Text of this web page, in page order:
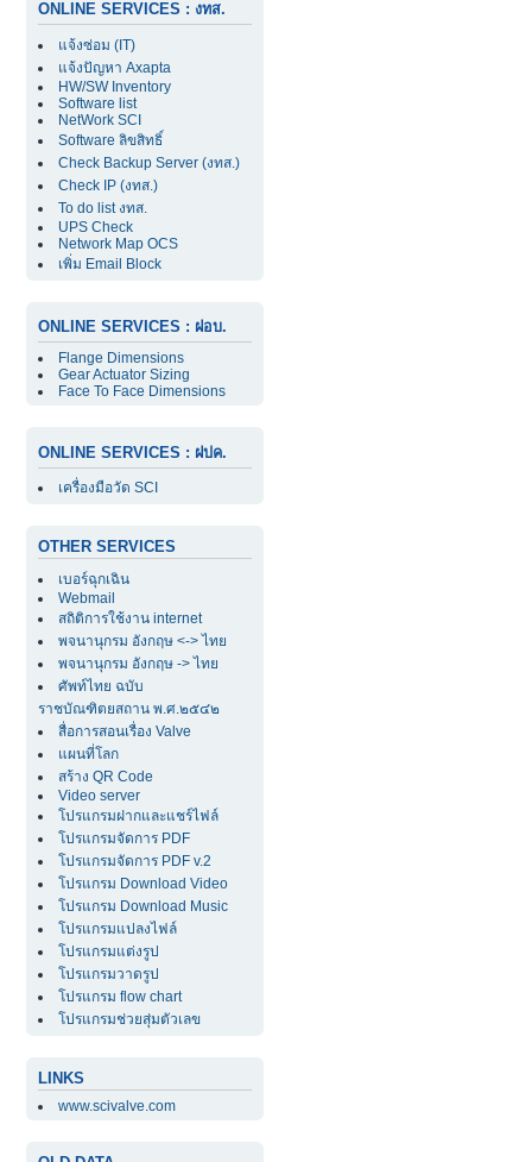
ONLINE SERVICES : งทส.
แจ้งซ่อม (IT)
แจ้งปัญหา Axapta
HW/SW Inventory
Software list
NetWork SCI
Software ลิขสิทธิ์
Check Backup Server (งทส.)
Check IP (งทส.)
To do list งทส.
UPS Check
Network Map OCS
เพิ่ม Email Block
ONLINE SERVICES : ฝอบ.
Flange Dimensions
Gear Actuator Sizing
Face To Face Dimensions
ONLINE SERVICES : ฝปค.
เครื่องมือวัด SCI
OTHER SERVICES
เบอร์ฉุกเฉิน
Webmail
สถิติการใช้งาน internet
พจนานุกรม อังกฤษ <-> ไทย
พจนานุกรม อังกฤษ -> ไทย
ศัพท์ไทย ฉบับ
ราชบัณฑิตยสถาน พ.ศ.๒๕๔๒
สื่อการสอนเรื่อง Valve
แผนที่โลก
สร้าง QR Code
Video server
โปรแกรมฝากและแชร์ไฟล์
โปรแกรมจัดการ PDF
โปรแกรมจัดการ PDF v.2
โปรแกรม Download Video
โปรแกรม Download Music
โปรแกรมแปลงไฟล์
โปรแกรมแต่งรูป
โปรแกรมวาดรูป
โปรแกรม flow chart
โปรแกรมช่วยสุ่มตัวเลข
LINKS
www.scivalve.com